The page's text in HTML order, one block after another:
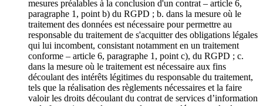
mesures préalables à la conclusion d'un contrat – article 6,
paragraphe 1, point b) du RGPD ; b. dans la mesure où le
traitement des données est nécessaire pour permettre au
responsable du traitement de s'acquitter des obligations légales
qui lui incombent, consistant notamment en un traitement
conforme – article 6, paragraphe 1, point c), du RGPD ; c.
dans la mesure où le traitement est nécessaire aux fins
découlant des intérêts légitimes du responsable du traitement,
tels que la réalisation des règlements nécessaires et la faire
valoir les droits découlant du contrat de services d’information